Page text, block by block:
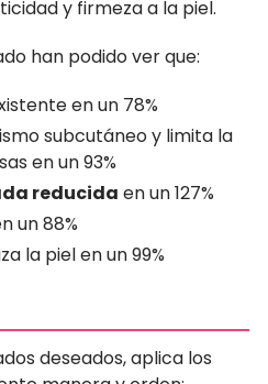
y firmeza a la piel.
han podido ver que:
en un 78%
subcutáneo y limita la
en un 93%
reducida en un 127%
un 88%
la piel en un 99%
deseados, aplica los